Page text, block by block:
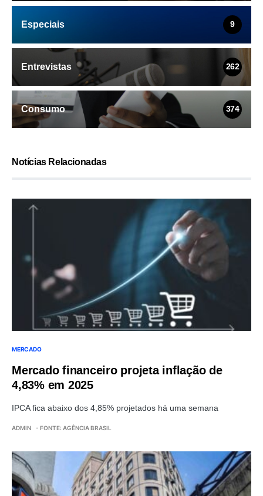
Especiais 9
Entrevistas 262
Consumo 374
Notícias Relacionadas
MERCADO
Mercado financeiro projeta inflação de
4,83% em 2025
IPCA fica abaixo dos 4,85% projetados há uma semana
ADMIN - FONTE: AGÊNCIA BRASIL